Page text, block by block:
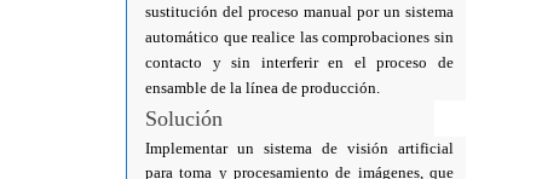
sustitución del proceso manual por un sistema
automático que realice las comprobaciones sin
contacto y sin interferir en el proceso de
ensamble de la línea de producción.
Solución
Implementar un sistema de visión artificial
para toma y procesamiento de imágenes, que